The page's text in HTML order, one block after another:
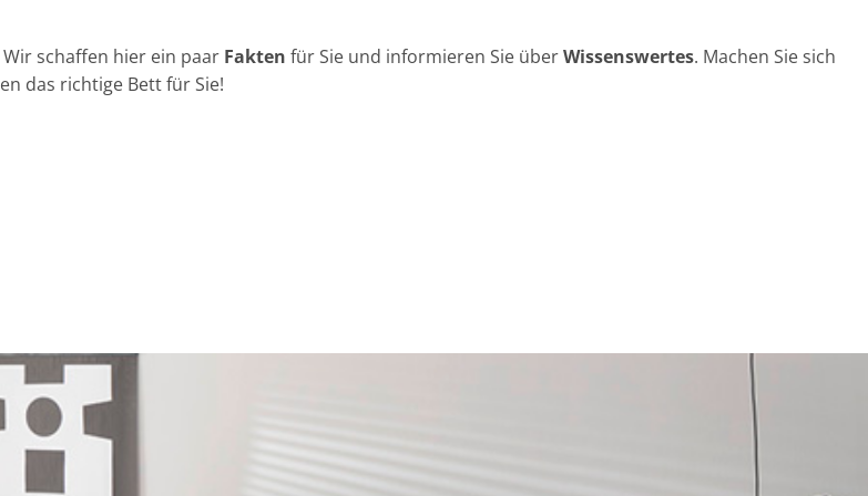
schaffen hier ein paar Fakten für Sie und informieren Sie überWissenswertes. Machen Sie sich
das richtige Bett für Sie!